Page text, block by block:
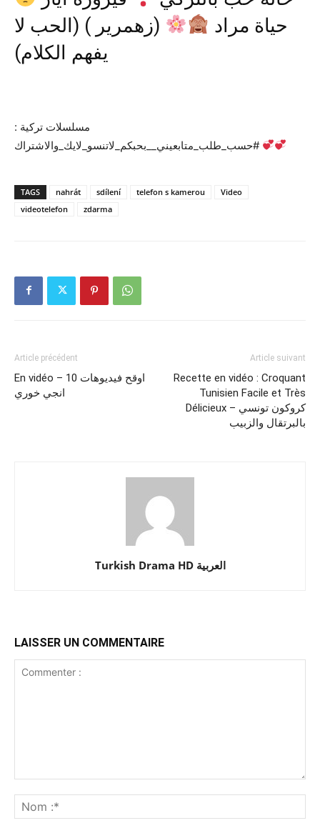
حياة مراد
(زهمرير ) (الحب لا
يفهم الكلام)
مسلسلات تركية :
#حسب_طلب_متابعيني__بحبكم_لاتنسو_لايك_والاشتراك
TAGS nahrát sdílení telefon s kamerou
Video
videotelefon
zdarma
Article précédent
En vidéo – 10 اوقح فيديوهات
انجي خوري
Article suivant
Recette en vidéo : Croquant
Tunisien Facile et Très
Délicieux – كروكون تونسي
بالبرتقال والزبيب
Turkish Drama HD العربية
LAISSER UN COMMENTAIRE